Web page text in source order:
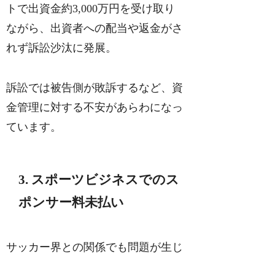
トで出資金約3,000万円を受け取り
ながら、出資者への配当や返金がさ
れず訴訟沙汰に発展。
訴訟では被告側が敗訴するなど、資
金管理に対する不安があらわになっ
ています。
3. スポーツビジネスでのス
ポンサー料未払い
サッカー界との関係でも問題が生じ